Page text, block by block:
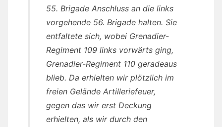
55. Brigade Anschluss an die links
vorgehende 56. Brigade halten. Sie
entfaltete sich, wobei Grenadier-
Regiment 109 links vorwärts ging,
Grenadier-Regiment 110 geradeaus
blieb. Da erhielten wir plötzlich im
freien Gelände Artilleriefeuer,
gegen das wir erst Deckung
erhielten, als wir durch den